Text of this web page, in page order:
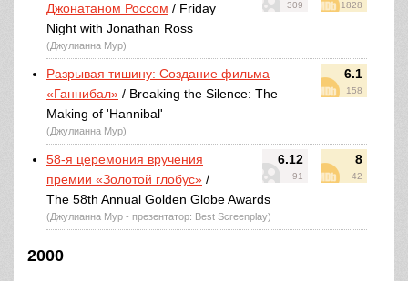
309 1828
Джонатаном Россом / Friday
Night with Jonathan Ross
(Джулианна Мур)
6.1
158
Разрывая тишину: Создание фильма
«Ганнибал» / Breaking the Silence: The
Making of 'Hannibal'
(Джулианна Мур)
6.12
91
8
42
58-я церемония вручения
премии «Золотой глобус» /
The 58th Annual Golden Globe Awards
(Джулианна Мур - презентатор: Best Screenplay)
2000